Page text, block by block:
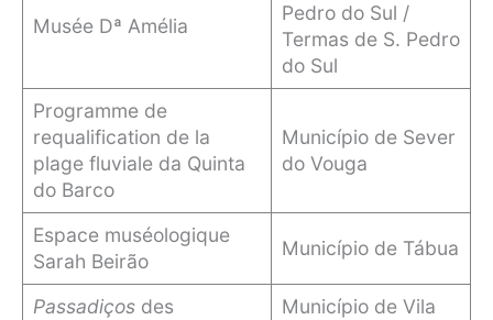
Musée Dª Amélia
Pedro do Sul /
Termas de S. Pedro
do Sul
Programme de
requalification de la
plage fluviale da Quinta
do Barco
Município de Sever
do Vouga
Espace muséologique
Sarah Beirão
Município de Tábua
Passadiços des
Município de Vila